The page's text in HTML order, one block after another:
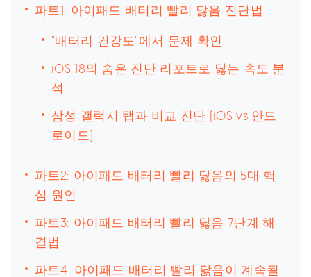
파트1: 아이패드 배터리 빨리 닳음 진단법
"배터리 건강도"에서 문제 확인
iOS 18의 숨은 진단 리포트로 닳는 속도 분
석
삼성 갤럭시 탭과 비교 진단 (iOS vs 안드
로이드)
파트2: 아이패드 배터리 빨리 닳음의 5대 핵
심 원인
파트3: 아이패드 배터리 빨리 닳음 7단계 해
결법
파트4: 아이패드 배터리 빨리 닳음이 계속될